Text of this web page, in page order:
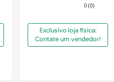
0 (0)
Exclusivo loja física:
Contate um vendedor!